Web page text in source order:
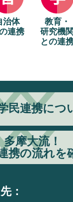
治体
連携
教育・
研究機関
との連
民連携につ
多摩大流！
携の流れを
：